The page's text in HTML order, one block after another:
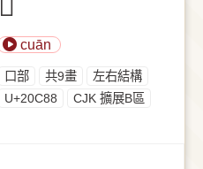
cuān
⼝部 共9畫
左右結構
U+20C88
CJK 擴展B區